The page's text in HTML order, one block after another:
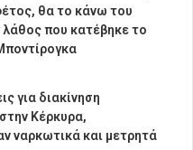
θα το κάνω του
λάθος που κατέβηκε το
για διακίνηση
Κέρκυρα,
ναρκωτικά και μετρητά